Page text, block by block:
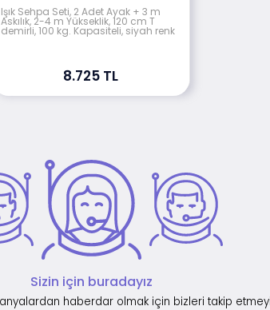
Işık Sehpa Seti, 2 Adet Ayak + 3 m
Askılık, 2-4 m Yükseklik, 120 cm T
demirli, 100 kg. Kapasiteli, siyah renk
8.725 TL
Sizin için buradayız
haberdar olmak için bizleri takip etmeyi